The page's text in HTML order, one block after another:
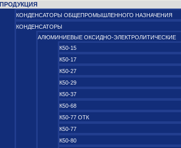
ПРОДУКЦИЯ
КОНДЕНСАТОРЫ ОБЩЕПРОМЫШЛЕННОГО НАЗНАЧЕНИЯ
КОНДЕНСАТОРЫ
АЛЮМИНИЕВЫЕ ОКСИДНО‑ЭЛЕКТРОЛИТИЧЕСКИЕ
К50-15
К50-17
К50-27
К50-29
К50-37
К50-68
К50-77 ОТК
К50-77
К50-80